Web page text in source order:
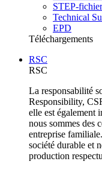
STEP-
Technical
EPD
Téléchargements
RSC
RSC
La responsabilité
Responsibility,
elle est également
nous sommes des
entreprise
société durable et
production